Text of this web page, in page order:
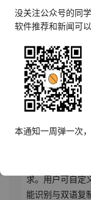
2025年11月18日 下
AI摘要
此内容由AI根据文章
该字体预览器软
文案工作者、
全部字体，轻松
览效果。内置
详细信息展示
求。用户可自定
能识别与双语复
没关注公众号的同
软件推荐和新闻可
本通知一周弹一次